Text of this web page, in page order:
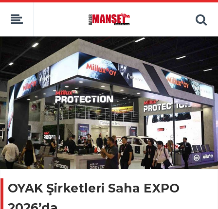
OYAK Şirketleri Saha EXPO